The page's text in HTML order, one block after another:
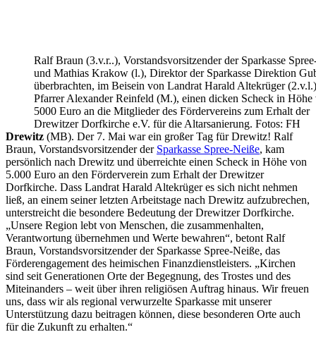
Ralf Braun (3.v.r..), Vorstandsvorsitzender der Sparkasse
und Mathias Krakow (l.), Direktor der Sparkasse Direktion
überbrachten, im Beisein von Landrat Harald Altekrüger
Pfarrer Alexander Reinfeld (M.), einen dicken Scheck in Höhe
5000 Euro an die Mitglieder des Fördervereins zum Erhalt der
Drewitzer Dorfkirche e.V. für die Altarsanierung. Fotos: FH
Drewitz (MB). Der 7. Mai war ein großer Tag für Drewitz! Ralf
Braun, Vorstandsvorsitzender der Sparkasse Spree-Neiße, kam
persönlich nach Drewitz und überreichte einen Scheck in Höhe von
5.000 Euro an den Förderverein zum Erhalt der Drewitzer
Dorfkirche. Dass Landrat Harald Altekrüger es sich nicht nehmen
ließ, an einem seiner letzten Arbeitstage nach Drewitz aufzubrechen,
unterstreicht die besondere Bedeutung der Drewitzer Dorfkirche.
„Unsere Region lebt von Menschen, die zusammenhalten,
Verantwortung übernehmen und Werte bewahren“, betont Ralf
Braun, Vorstandsvorsitzender der Sparkasse Spree-Neiße, das
Förderengagement des heimischen Finanzdienstleisters. „Kirchen
sind seit Generationen Orte der Begegnung, des Trostes und des
Miteinanders – weit über ihren religiösen Auftrag hinaus. Wir freuen
uns, dass wir als regional verwurzelte Sparkasse mit unserer
Unterstützung dazu beitragen können, diese besonderen Orte auch
für die Zukunft zu erhalten.“